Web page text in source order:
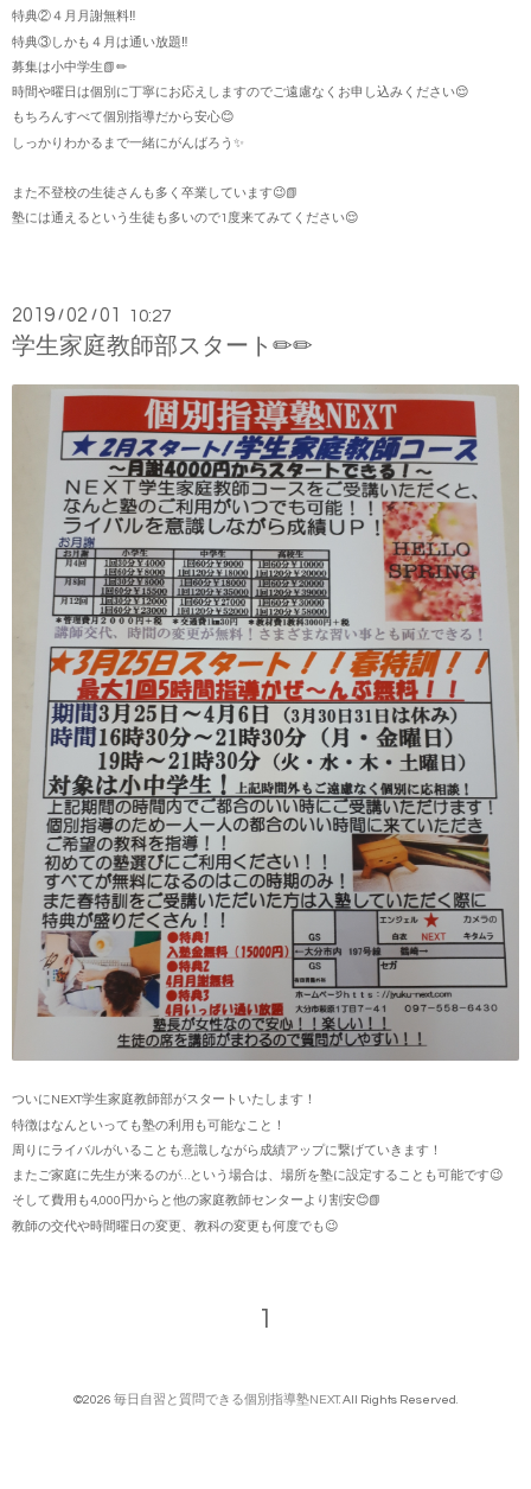
特典②４月月謝無料‼️
特典③しかも４月は通い放題‼️
募集は小中学生📗✏
時間や曜日は個別に丁寧にお応えしますのでご遠慮なくお申し込みください😌
もちろんすべて個別指導だから安心😊
しっかりわかるまで一緒にがんばろう✨
また不登校の生徒さんも多く卒業しています😉📗
塾には通えるという生徒も多いので1度来てみてください😌
2019 /02 /01 10:27
学生家庭教師部スタート✏✏
ついにNEXT学生家庭教師部がスタートいたします！
特徴はなんといっても塾の利用も可能なこと！
周りにライバルがいることも意識しながら成績アップに繋げていきます！
またご家庭に先生が来るのが…という場合は、場所を塾に設定することも可能です😉
そして費用も4,000円からと他の家庭教師センターより割安😊📗
教師の交代や時間曜日の変更、教科の変更も何度でも😉
1
©2026 毎日自習と質問できる個別指導塾NEXT. All Rights Reserved.